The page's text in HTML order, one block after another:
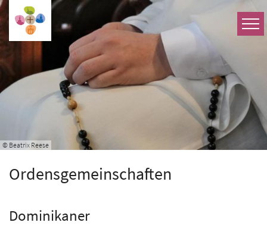
Zum Inhalt springen
© Beatrix Reese
Ordensgemeinschaften
Dominikaner